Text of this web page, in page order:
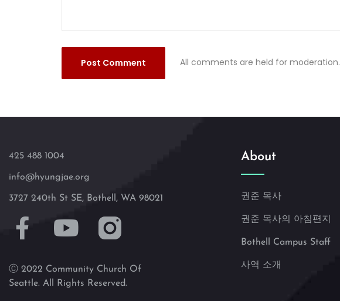
All comments are held for moderation.
425 488 1004
info@hyungjae.org
3727 240th St SE, Bothell, WA 98021
Ⓒ 2022 Community Church Of
Seattle. All Rights Reserved.
About
권준 목사
권준 목사의 아침편지
Bothell Campus Staff
사역 소개